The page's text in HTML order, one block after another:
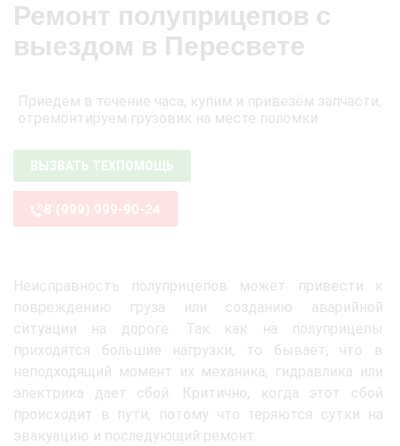
Ремонт полуприцепов с
выездом в Пересвете
Приедем в течение часа, купим и привезём запчасти,
отремонтируем грузовик на месте поломки
ВЫЗВАТЬ ТЕХПОМОЩЬ
8 (999) 999-90-24
Неисправность полуприцепов может привести к
повреждению груза или созданию аварийной
ситуации на дороге. Так как на полуприцепы
приходятся большие нагрузки, то бывает, что в
неподходящий момент их механика, гидравлика или
электрика дает сбой. Критично, когда этот сбой
происходит в пути, потому что теряются сутки на
эвакуацию и последующий ремонт.